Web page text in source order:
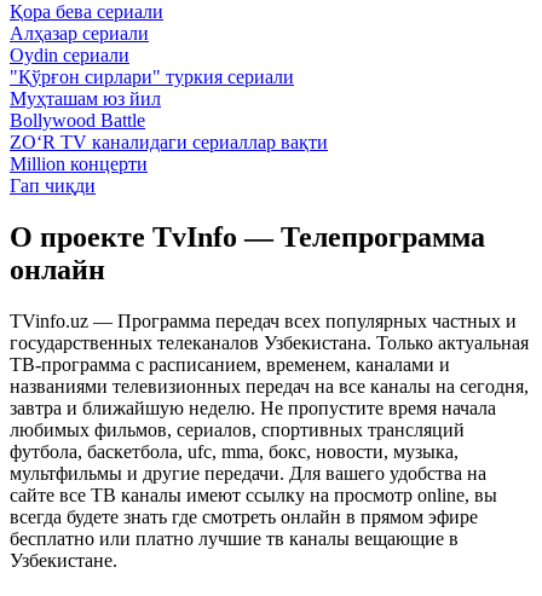
Қора бева сериали
Алҳазар сериали
Oydin сериали
"Қўрғон сирлари" туркия сериали
Муҳташам юз йил
Bollywood Battle
ZO‘R TV каналидаги сериаллар вақти
Million концерти
Гап чиқди
О проекте TvInfo — Телепрограмма
онлайн
TVinfo.uz — Программа передач всех популярных частных и
государственных телеканалов Узбекистана. Только актуальная
ТВ-программа с расписанием, временем, каналами и
названиями телевизионных передач на все каналы на сегодня,
завтра и ближайшую неделю. Не пропустите время начала
любимых фильмов, сериалов, спортивных трансляций
футбола, баскетбола, ufc, mma, бокс, новости, музыка,
мультфильмы и другие передачи. Для вашего удобства на
сайте все ТВ каналы имеют ссылку на просмотр online, вы
всегда будете знать где смотреть онлайн в прямом эфире
бесплатно или платно лучшие тв каналы вещающие в
Узбекистане.